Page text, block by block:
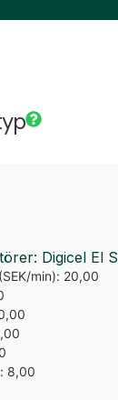
Digicel El
min): 20,00
8,00